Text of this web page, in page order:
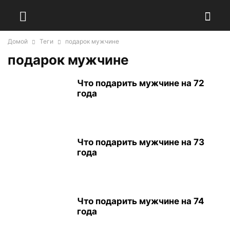
Домой Теги подарок мужчине
подарок мужчине
Что подарить мужчине на 72
года
Что подарить мужчине на 73
года
Что подарить мужчине на 74
года